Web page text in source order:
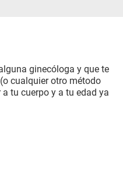
ginecóloga y que te
cualquier otro método
tu cuerpo y a tu edad ya